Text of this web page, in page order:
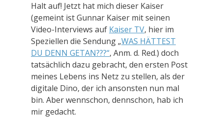
Halt auf! Jetzt hat mich dieser Kaiser
(gemeint ist Gunnar Kaiser mit seinen
Video-Interviews auf Kaiser TV, hier im
Speziellen die Sendung „WAS HÄTTEST
DU DENN GETAN???“, Anm. d. Red.) doch
tatsächlich dazu gebracht, den ersten Post
meines Lebens ins Netz zu stellen, als der
digitale Dino, der ich ansonsten nun mal
bin. Aber wennschon, dennschon, hab ich
mir gedacht.